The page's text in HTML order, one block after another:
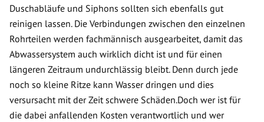
Duschabläufe und Siphons sollten sich ebenfalls gut
reinigen lassen. Die Verbindungen zwischen den einzelnen
Rohrteilen werden fachmännisch ausgearbeitet, damit das
Abwassersystem auch wirklich dicht ist und für einen
längeren Zeitraum undurchlässig bleibt. Denn durch jede
noch so kleine Ritze kann Wasser dringen und dies
versursacht mit der Zeit schwere Schäden.Doch wer ist für
die dabei anfallenden Kosten verantwortlich und wer